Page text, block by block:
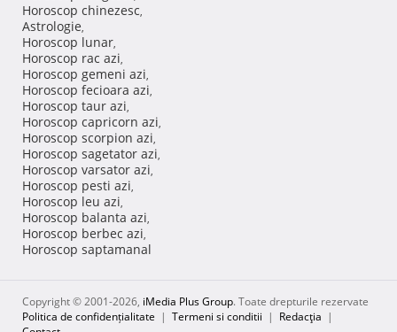
Horoscop chinezesc,
Astrologie,
Horoscop lunar,
Horoscop rac azi,
Horoscop gemeni azi,
Horoscop fecioara azi,
Horoscop taur azi,
Horoscop capricorn azi,
Horoscop scorpion azi,
Horoscop sagetator azi,
Horoscop varsator azi,
Horoscop pesti azi,
Horoscop leu azi,
Horoscop balanta azi,
Horoscop berbec azi,
Horoscop saptamanal
Copyright © 2001-2026, iMedia Plus Group. Toate drepturile rezervate
Politica de confidențialitate | Termeni si conditii | Redacţia |